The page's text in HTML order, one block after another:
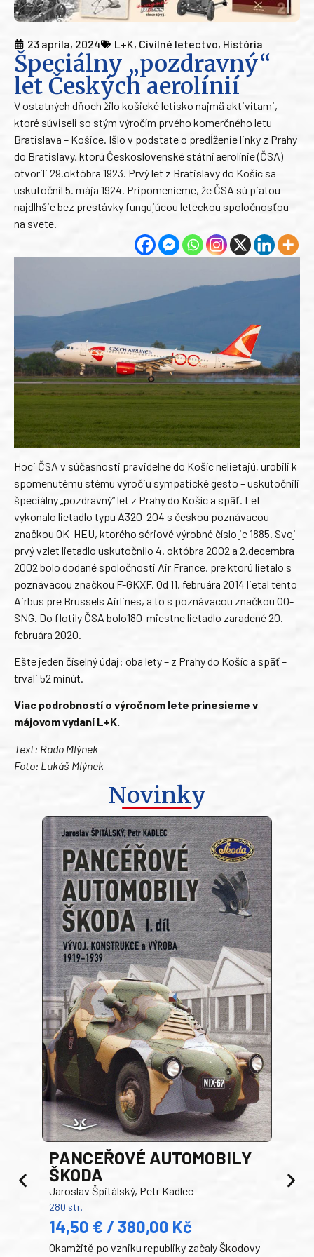
23 apríla, 2024 L+K, Civilné letectvo, História
Špeciálny „pozdravný“
let Českých aerolínií
V ostatných dňoch žilo košické letisko najmä aktivitami,
ktoré súviseli so stým výročím prvého komerčného letu
Bratislava – Košice. Išlo v podstate o predĺženie linky z Prahy
do Bratislavy, ktorú Československé státní aerolínie (ČSA)
otvorili 29.októbra 1923. Prvý let z Bratislavy do Košíc sa
uskutočnil 5. mája 1924. Pripomenieme, že ČSA sú piatou
najdlhšie bez prestávky fungujúcou leteckou spoločnosťou
na svete.
Hoci ČSA v súčasnosti pravidelne do Košíc nelietajú, urobili k
spomenutému stému výročiu sympatické gesto – uskutočnili
špeciálny „pozdravný“ let z Prahy do Košíc a späť. Let
vykonalo lietadlo typu A320-204 s českou poznávacou
značkou OK-HEU, ktorého sériové výrobné číslo je 1885. Svoj
prvý vzlet lietadlo uskutočnilo 4. októbra 2002 a 2.decembra
2002 bolo dodané spoločnosti Air France, pre ktorú lietalo s
poznávacou značkou F-GKXF. Od 11. februára 2014 lietal tento
Airbus pre Brussels Airlines, a to s poznávacou značkou OO-
SNG. Do flotily ČSA bolo180-miestne lietadlo zaradené 20.
februára 2020.
Ešte jeden číselný údaj: oba lety – z Prahy do Košíc a späť –
trvali 52 minút.
Viac podrobností o výročnom lete prinesieme v
májovom vydaní L+K.
Text: Rado Mlýnek
Foto: Lukáš Mlýnek
Novinky
PANCEŘOVÉ AUTOMOBILY
ŠKODA
Jaroslav Špitálský, Petr Kadlec
280 str.
14,50 € / 380,00 Kč
Okamžitě po vzniku republiky začaly Škodovy